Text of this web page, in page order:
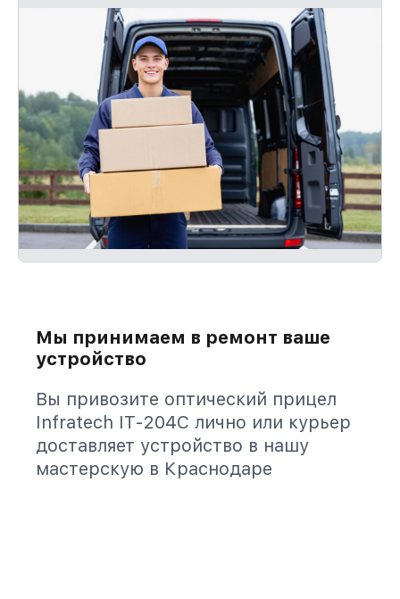
Мы принимаем в ремонт ваше
устройство
Вы привозите оптический прицел
Infratech IT-204C лично или курьер
доставляет устройство в нашу
мастерскую в Краснодаре